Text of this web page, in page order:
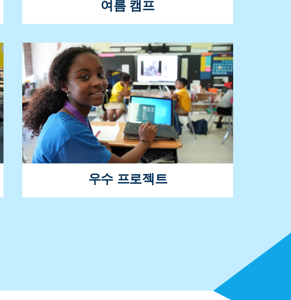
여름 캠프
우리 캠프는 학생들이 여름 내내 학습하고 성
장하며 즐거운 시간을 보낼 수 있도록 스포
츠, 예술, 심화 학습을 혼합합니다.
여름 캠프에 대해 자세히 알아보기
우수 프로젝트